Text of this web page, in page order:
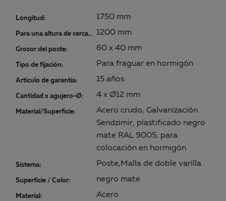
Longitud: 1750 mm
Para una altura de cercado: 1200 mm
Grosor del poste: 60 x 40 mm
Tipo de fijación: Para fraguar en hormigón
Artículo de garantía: 15 años
Cantidad x agujero-Ø: 4 x Ø12 mm
Material/Superficie:
Acero crudo, Galvanización
Sendzimir, plastificado negro
mate RAL 9005, para
colocación en hormigón
Sistema: Poste,Malla de doble varilla
Superficie / Color: negro mate
Material: Acero